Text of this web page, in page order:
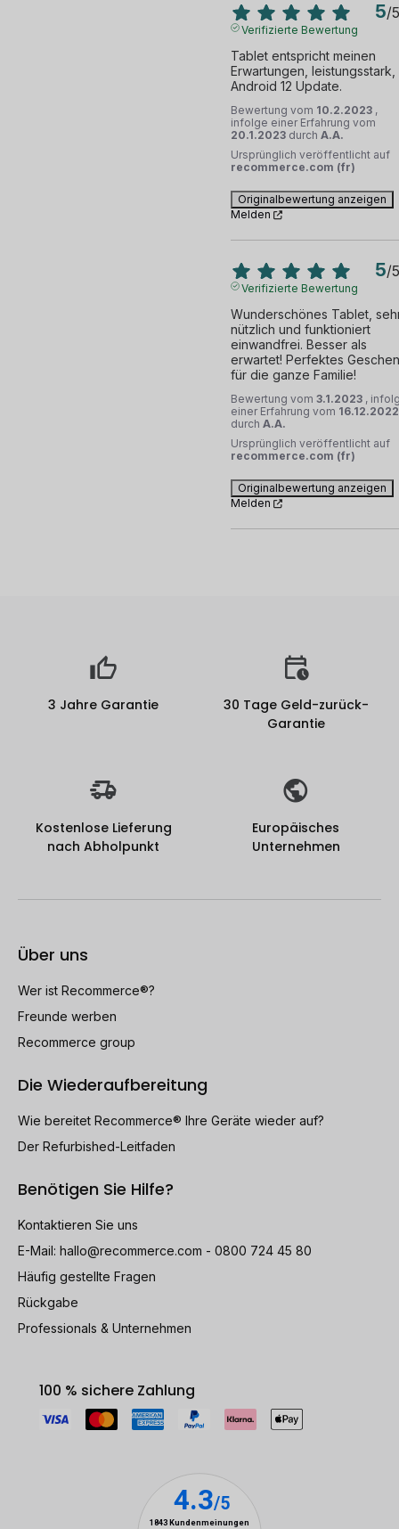
5/5
Verifizierte Bewertung
Tablet entspricht meinen
Erwartungen, leistungsstark,
Android 12 Update.
Bewertung vom 10.2.2023 ,
infolge einer Erfahrung vom
20.1.2023 durch A.A.
Ursprünglich veröffentlicht auf
recommerce.com (fr)
Originalbewertung anzeigen
Melden
5/5
Verifizierte Bewertung
Wunderschönes Tablet,
nützlich und funktioniert
einwandfrei. Besser als
erwartet! Perfektes
für die ganze Familie!
Bewertung vom 3.1.2023 ,
einer Erfahrung vom 16.12.2022
durch A.A.
Ursprünglich veröffentlicht auf
recommerce.com (fr)
Originalbewertung anzeigen
Melden
3 Jahre Garantie
30 Tage Geld-zurück-
Garantie
Kostenlose Lieferung
nach Abholpunkt
Europäisches
Unternehmen
Über uns
Wer ist Recommerce®?
Freunde werben
Recommerce group
Die Wiederaufbereitung
Wie bereitet Recommerce® Ihre Geräte wieder auf?
Der Refurbished-Leitfaden
Benötigen Sie Hilfe?
Kontaktieren Sie uns
E-Mail: hallo@recommerce.com - 0800 724 45 80
Häufig gestellte Fragen
Rückgabe
Professionals & Unternehmen
100 % sichere Zahlung